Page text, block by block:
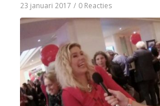
23 januari 2017 / 0 Reacties